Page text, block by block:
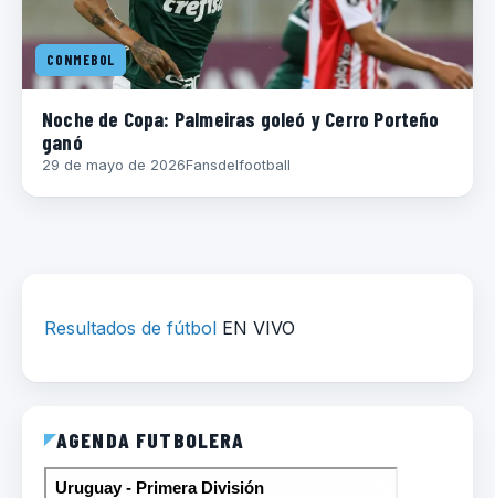
CONMEBOL
Noche de Copa: Palmeiras goleó y Cerro Porteño
ganó
29 de mayo de 2026Fansdelfootball
Resultados de fútbol EN VIVO
AGENDA FUTBOLERA